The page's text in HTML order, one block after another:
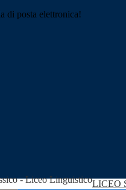
di posta elettronica!
LICEO